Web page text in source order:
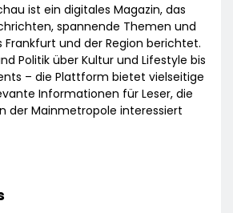
ist ein digitales Magazin, das
spannende Themen und
Frankfurt und der Region berichtet.
Politik über Kultur und Lifestyle bis
– die Plattform bietet vielseitige
Informationen für Leser, die
der Mainmetropole interessiert